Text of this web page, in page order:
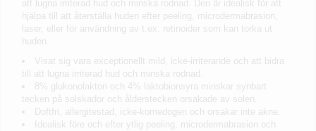
att lugna irriterad hud och minska rodnad. Den är idealisk för att
hjälpa till att återställa huden efter peeling, microdermabrasion,
laser, eller för användning av t.ex. retinoider som kan torka ut
huden.
Visat sig vara exceptionellt mild, icke-irriterande och att bidra
till att lugna irriterad hud och minska rodnad.
8% glukonolakton och 4% laktobionsyra minskar synbart
tecken på solskador och ålderstecken orsakade av solen.
Doftfri, allergitestad, icke-komedogen och orsakar inte akne.
Idealisk före och efter ytlig peeling, microdermabrasion och